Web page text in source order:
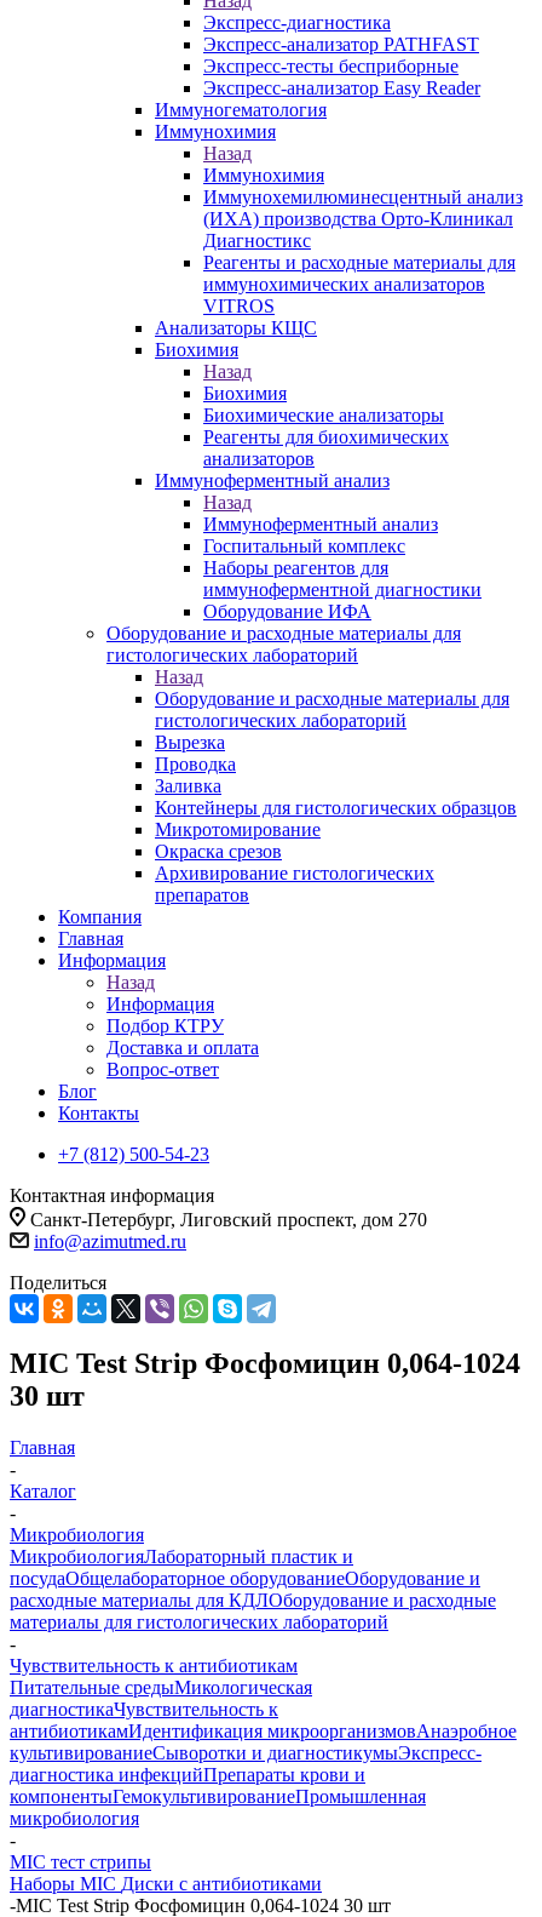
Экспресс-диагностика
Экспресс-анализатор PATHFAST
Экспресс-тесты бесприборные
Экспресс-анализатор Easy Reader
Иммуногематология
Иммунохимия
Назад
Иммунохимия
Иммунохемилюминесцентный анализ
(ИХА) производства Орто-Клиникал
Диагностикс
Реагенты и расходные материалы для
иммунохимических анализаторов
VITROS
Анализаторы КЩС
Биохимия
Назад
Биохимия
Биохимические анализаторы
Реагенты для биохимических
анализаторов
Иммуноферментный анализ
Назад
Иммуноферментный анализ
Госпитальный комплекс
Наборы реагентов для
иммуноферментной диагностики
Оборудование ИФА
Оборудование и расходные материалы для
гистологических лабораторий
Назад
Оборудование и расходные материалы для
гистологических лабораторий
Вырезка
Проводка
Заливка
Контейнеры для гистологических образцов
Микротомирование
Окраска срезов
Архивирование гистологических
препаратов
Компания
Главная
Информация
Назад
Информация
Подбор КТРУ
Доставка и оплата
Вопрос-ответ
Блог
Контакты
+7 (812) 500-54-23
Контактная информация
Санкт-Петербург, Лиговский проспект, дом 270
info@azimutmed.ru
Поделиться
MIC Test Strip Фосфомицин 0,064-1024
30 шт
Главная
-
Каталог
-
Микробиология
МикробиологияЛабораторный пластик и
посудаОбщелабораторное оборудованиеОборудование и
расходные материалы для КДЛОборудование и расходные
материалы для гистологических лабораторий
-
Чувствительность к антибиотикам
Питательные средыМикологическая
диагностикаЧувствительность к
антибиотикамИдентификация микроорганизмовАнаэробное
культивированиеСыворотки и диагностикумыЭкспресс-
диагностика инфекцийПрепараты крови и
компонентыГемокультивированиеПромышленная
микробиология
-
MIC тест стрипы
Наборы MIC Диски с антибиотиками
-MIC Test Strip Фосфомицин 0,064-1024 30 шт